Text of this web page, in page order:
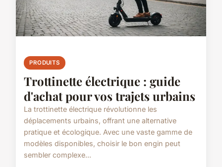
PRODUITS
Trottinette électrique : guide
d'achat pour vos trajets urbains
La trottinette électrique révolutionne les
déplacements urbains, offrant une alternative
pratique et écologique. Avec une vaste gamme de
modèles disponibles, choisir le bon engin peut
sembler complexe...